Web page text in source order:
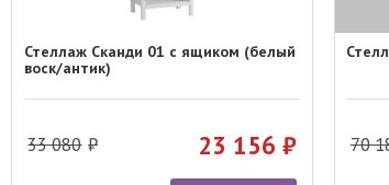
Стеллаж Сканди 01 с ящиком (белый
воск/антик)
33 080 23 156 70